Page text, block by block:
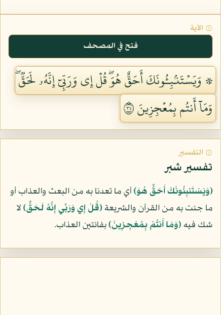
۞ الآية
فتح في المصحف
۞ وَيَسۡتَنۢبِـُٔونَكَ أَحَقٌّ هُوَۖ قُلۡ إِي وَرَبِّيٓ إِنَّهُۥ لَحَقّٞۖ
وَمَآ أَنتُم بِمُعۡجِزِينَ ٥٣
۞ التفسير
تفسير شبر
﴿وَيَسْتَنبِئُونَكَ أَحَقٌّ هُوَ﴾أي ما تعدنا به من البعث والعذاب أو
ما جئت به من القرآن والشريعة﴿قُلْ إِي وَرَبِّي إِنَّهُ لَحَقٌّ﴾لا
شك فيه﴿وَمَا أَنتُمْ بِمُعْجِزِينَ﴾بفائتين العذاب.